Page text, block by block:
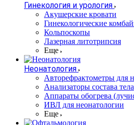
Гинекология и урология
Акушерские кровати
Гинекологические
Кольпоскопы
Лазерная литотрипсия
Еще
Неонатология
Авторефрактометры для
Анализаторы состава тела
Аппараты обогрева
ИВЛ для неонатологии
Еще